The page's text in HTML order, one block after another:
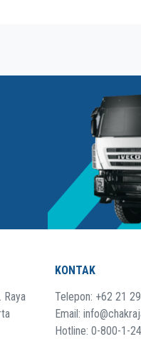
Raya
KONTAK
Telepon: +62 21
Email:
Hotline: 0-800-1-